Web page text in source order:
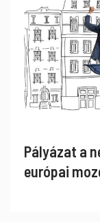
Pályázat a
európai